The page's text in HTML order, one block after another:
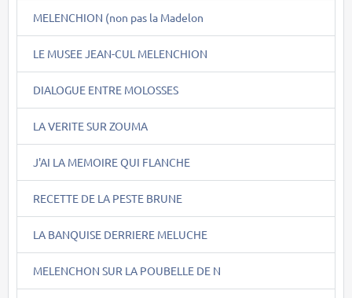
MELENCHION (non pas la Madelon
LE MUSEE JEAN-CUL MELENCHION
DIALOGUE ENTRE MOLOSSES
LA VERITE SUR ZOUMA
J'AI LA MEMOIRE QUI FLANCHE
RECETTE DE LA PESTE BRUNE
LA BANQUISE DERRIERE MELUCHE
MELENCHON SUR LA POUBELLE DE N